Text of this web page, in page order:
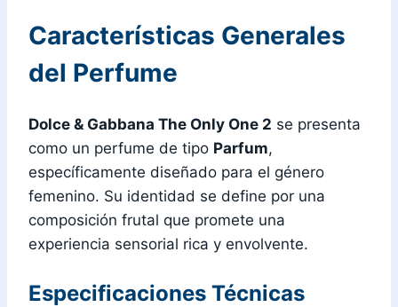
Características Generales
del Perfume
Dolce & Gabbana The Only One 2 se presenta
como un perfume de tipo Parfum,
específicamente diseñado para el género
femenino. Su identidad se define por una
composición frutal que promete una
experiencia sensorial rica y envolvente.
Especificaciones Técnicas